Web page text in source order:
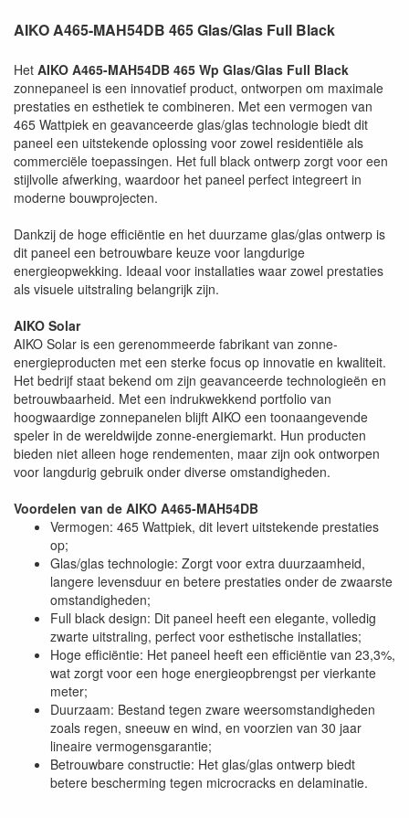
AIKO A465-MAH54DB 465 Glas/Glas Full Black
Het AIKO A465-MAH54DB 465 Wp Glas/Glas Full Black
zonnepaneel is een innovatief product, ontworpen om maximale
prestaties en esthetiek te combineren. Met een vermogen van
465 Wattpiek en geavanceerde glas/glas technologie biedt dit
paneel een uitstekende oplossing voor zowel residentiële als
commerciële toepassingen. Het full black ontwerp zorgt voor een
stijlvolle afwerking, waardoor het paneel perfect integreert in
moderne bouwprojecten.
Dankzij de hoge efficiëntie en het duurzame glas/glas ontwerp is
dit paneel een betrouwbare keuze voor langdurige
energieopwekking. Ideaal voor installaties waar zowel prestaties
als visuele uitstraling belangrijk zijn.
AIKO Solar
AIKO Solar is een gerenommeerde fabrikant van zonne-
energieproducten met een sterke focus op innovatie en kwaliteit.
Het bedrijf staat bekend om zijn geavanceerde technologieën en
betrouwbaarheid. Met een indrukwekkend portfolio van
hoogwaardige zonnepanelen blijft AIKO een toonaangevende
speler in de wereldwijde zonne-energiemarkt. Hun producten
bieden niet alleen hoge rendementen, maar zijn ook ontworpen
voor langdurig gebruik onder diverse omstandigheden.
Voordelen van de AIKO A465-MAH54DB
Vermogen: 465 Wattpiek, dit levert uitstekende prestaties
op;
Glas/glas technologie: Zorgt voor extra duurzaamheid,
langere levensduur en betere prestaties onder de zwaarste
omstandigheden;
Full black design: Dit paneel heeft een elegante, volledig
zwarte uitstraling, perfect voor esthetische installaties;
Hoge efficiëntie: Het paneel heeft een efficiëntie van 23,3%,
wat zorgt voor een hoge energieopbrengst per vierkante
meter;
Duurzaam: Bestand tegen zware weersomstandigheden
zoals regen, sneeuw en wind, en voorzien van 30 jaar
lineaire vermogensgarantie;
Betrouwbare constructie: Het glas/glas ontwerp biedt
betere bescherming tegen microcracks en delaminatie.